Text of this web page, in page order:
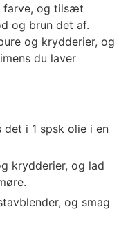
farve, og tilsæt
og brun det af.
og krydderier, og
du laver
i 1 spsk olie i en
krydderier, og lad
og smag